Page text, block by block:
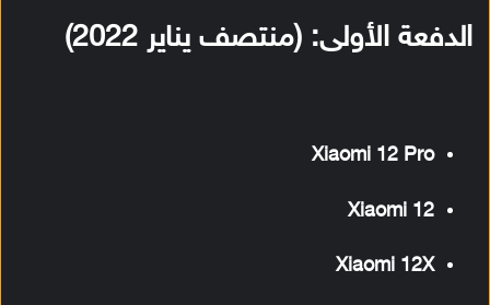
الدفعة الأولى: (منتصف يناير 2022)
Xiaomi 12 Pro
Xiaomi 12
Xiaomi 12X